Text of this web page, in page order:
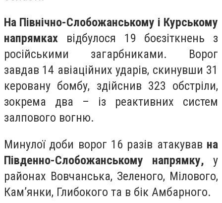
На Північно-Слобожанському і Курському
напрямках відбулося 19 боєзіткнень з
російськими загарбниками. Ворог
завдав 14 авіаційних ударів, скинувши 31
керовану бомбу, здійснив 323 обстріли,
зокрема два – із реактивних систем
залпового вогню.
Минулої доби ворог 16 разів атакував на
Південно-Слобожанському напрямку, у
районах Вовчанська, Зеленого, Мілового,
Кам’янки, Глибокого та в бік Амбарного.